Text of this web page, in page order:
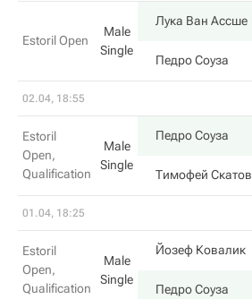
Estoril Open
Male
Single
Лука Ван Ассше
Педро Соуза
02.04, 18:55
Estoril
Open,
Qualification
Male
Single
Педро Соуза
Тимофей Скатов
01.04, 18:25
Estoril
Open,
Qualification
Male
Single
Йозеф Ковалик
Педро Соуза